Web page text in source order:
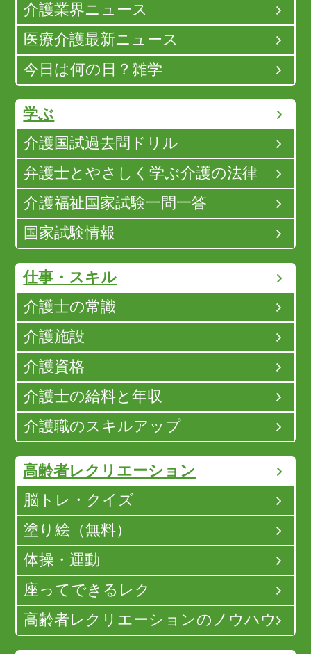
介護業界ニュース
医療介護最新ニュース
今日は何の日？雑学
学ぶ
介護国試過去問ドリル
弁護士とやさしく学ぶ介護の法律
介護福祉国家試験一問一答
国家試験情報
仕事・スキル
介護士の常識
介護施設
介護資格
介護士の給料と年収
介護職のスキルアップ
高齢者レクリエーション
脳トレ・クイズ
塗り絵（無料）
体操・運動
座ってできるレク
高齢者レクリエーションのノウハウ